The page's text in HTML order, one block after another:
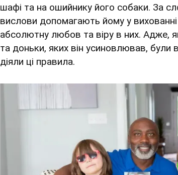
шафі та на ошийнику його собаки. За
вислови допомагають йому у вихованні
абсолютну любов та віру в них. Адже,
та доньки, яких він усиновлював, були
діяли ці правила.